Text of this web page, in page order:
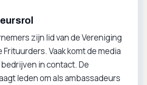
zijn lid van de Vereniging
Vaak komt de media
bedrijven in contact. De
leden om als ambassadeurs